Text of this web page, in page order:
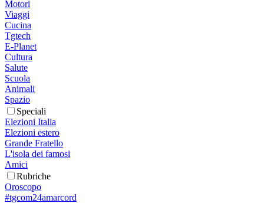
Motori
Viaggi
Cucina
Tgtech
E-Planet
Cultura
Salute
Scuola
Animali
Spazio
Speciali
Elezioni Italia
Elezioni estero
Grande Fratello
L'isola dei famosi
Amici
Rubriche
Oroscopo
#tgcom24amarcord